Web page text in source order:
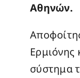
Αθηνών.
Ερμιόνης
σύστημα